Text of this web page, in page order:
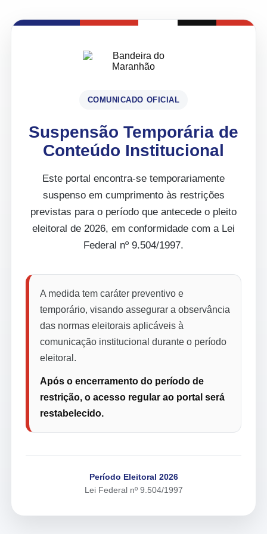
COMUNICADO OFICIAL
Suspensão Temporária de
Conteúdo Institucional
Este portal encontra-se temporariamente
suspenso em cumprimento às restrições
previstas para o período que antecede o pleito
eleitoral de 2026, em conformidade com a Lei
Federal nº 9.504/1997.
A medida tem caráter preventivo e
temporário, visando assegurar a observância
das normas eleitorais aplicáveis à
comunicação institucional durante o período
eleitoral.
Após o encerramento do período de
restrição, o acesso regular ao portal será
restabelecido.
Período Eleitoral 2026
Lei Federal nº 9.504/1997